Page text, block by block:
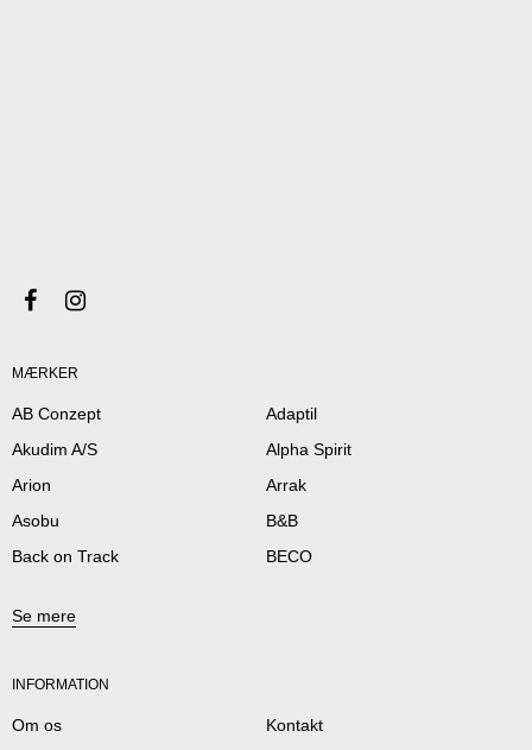
MÆRKER
AB Conzept
Adaptil
Akudim A/S
Alpha Spirit
Arion
Arrak
Asobu
B&B
Back on Track
BECO
Se mere
INFORMATION
Om os
Kontakt